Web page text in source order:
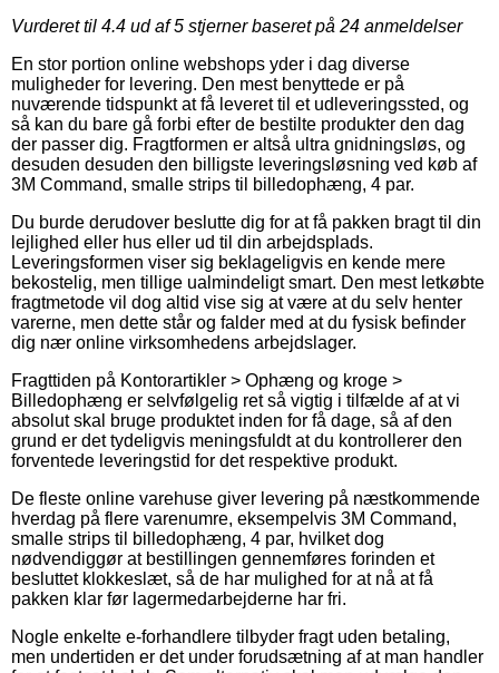
Vurderet til 4.4 ud af 5 stjerner baseret på 24 anmeldelser
En stor portion online webshops yder i dag diverse
muligheder for levering. Den mest benyttede er på
nuværende tidspunkt at få leveret til et udleveringssted, og
så kan du bare gå forbi efter de bestilte produkter den dag
der passer dig. Fragtformen er altså ultra gnidningsløs, og
desuden desuden den billigste leveringsløsning ved køb af
3M Command, smalle strips til billedophæng, 4 par.
Du burde derudover beslutte dig for at få pakken bragt til din
lejlighed eller hus eller ud til din arbejdsplads.
Leveringsformen viser sig beklageligvis en kende mere
bekostelig, men tillige ualmindeligt smart. Den mest letkøbte
fragtmetode vil dog altid vise sig at være at du selv henter
varerne, men dette står og falder med at du fysisk befinder
dig nær online virksomhedens arbejdslager.
Fragttiden på Kontorartikler > Ophæng og kroge >
Billedophæng er selvfølgelig ret så vigtig i tilfælde af at vi
absolut skal bruge produktet inden for få dage, så af den
grund er det tydeligvis meningsfuldt at du kontrollerer den
forventede leveringstid for det respektive produkt.
De fleste online varehuse giver levering på næstkommende
hverdag på flere varenumre, eksempelvis 3M Command,
smalle strips til billedophæng, 4 par, hvilket dog
nødvendiggør at bestillingen gennemføres forinden et
besluttet klokkeslæt, så de har mulighed for at nå at få
pakken klar før lagermedarbejderne har fri.
Nogle enkelte e-forhandlere tilbyder fragt uden betaling,
men undertiden er det under forudsætning af at man handler